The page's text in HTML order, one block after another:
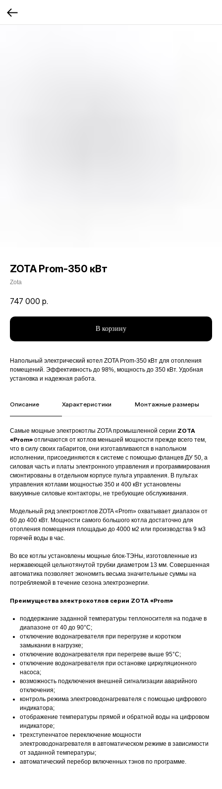
ZOTA Prom-350 кВт
Zota
747 000 р.
В корзину
Напольный электрический котел ZOTA Prom-350 кВт для отопления
помещений. Эффективность до 98%, мощность до 350 кВт. Удобная
установка и надежная работа.
Описание Характеристики Монтажные размеры
Самые мощные электрокотлы ZOTA промышленной серии ZOTA
«Prom» отличаются от котлов меньшей мощности прежде всего тем,
что в силу своих габаритов, они изготавливаются в напольном
исполнении, присоединяются к системе с помощью фланцев ДУ 50, а
силовая часть и платы электронного управления и программирования
смонтированы в отдельном корпусе пульта управления. В пультах
управления котлами мощностью 350 и 400 кВт установлены
вакуумные силовые контакторы, не требующие обслуживания.
Модельный ряд электрокотлов ZOTA «Prom» охватывает диапазон от
60 до 400 кВт. Мощности самого большого котла достаточно для
отопления помещения площадью до 4000 м2 или производства 9 м3
горячей воды в час.
Во все котлы установлены мощные блок-ТЭНы, изготовленные из
нержавеющей цельнотянутой трубки диаметром 13 мм. Совершенная
автоматика позволяет экономить весьма значительные суммы на
потребляемой в течение сезона электроэнергии.
Преимущества электрокотлов серии ZOTA «Prom»
поддержание заданной температуры теплоносителя на подаче в
диапазоне от 40 до 90°С;
отключение водонагревателя при перегрузке и коротком
замыкании в нагрузке;
отключение водонагревателя при перегреве выше 95°С;
отключение водонагревателя при остановке циркуляционного
насоса;
возможность подключения внешней сигнализации аварийного
отключения;
контроль режима электроводонагревателя с помощью цифрового
индикатора;
отображение температуры прямой и обратной воды на цифровом
индикаторе;
трехступенчатое переключение мощности
электроводонагревателя в автоматическом режиме в зависимости
от заданной температуры;
автоматический перебор включенных тэнов по программе.